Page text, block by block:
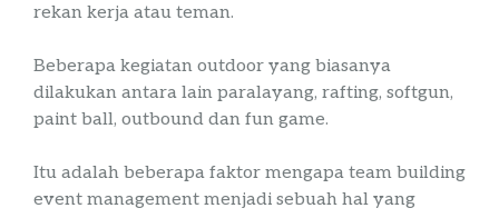
rekan kerja atau teman.
Beberapa kegiatan outdoor yang biasanya
dilakukan antara lain paralayang, rafting, softgun,
paint ball, outbound dan fun game.
Itu adalah beberapa faktor mengapa team building
event management menjadi sebuah hal yang